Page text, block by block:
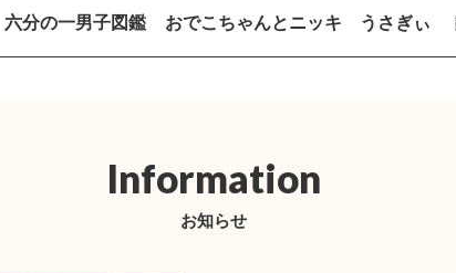
六分の一男子図鑑 おでこちゃんとニッキ うさぎぃ
Information
お知らせ